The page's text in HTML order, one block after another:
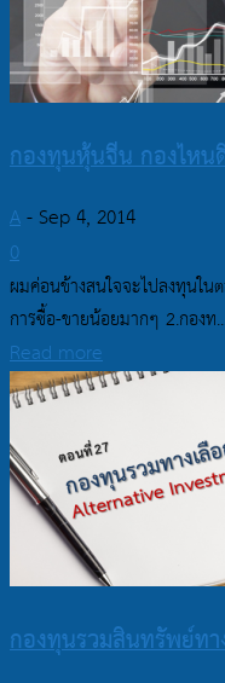
กองทุนหุ้นจีน กองไหน
A-Sep 4, 2014
0
ผมค่อนข้างสนใจจะไปลงทุนใ
การซื้อ-ขายน้อยมากๆ 2.กองท
Read more
กองทุนรวมสินทรัพย์ท